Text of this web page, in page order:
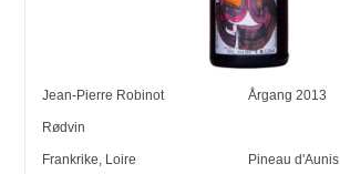
Jean-Pierre Robinot Årgang 2013
Rødvin
Frankrike, Loire Pineau d'Aunis